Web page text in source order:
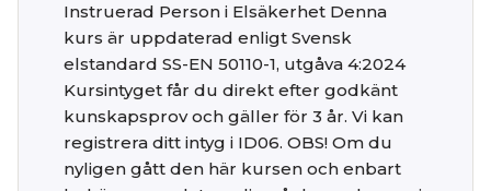
Instruerad Person i Elsäkerhet Denna
kurs är uppdaterad enligt Svensk
elstandard SS-EN 50110-1, utgåva 4:2024
Kursintyget får du direkt efter godkänt
kunskapsprov och gäller för 3 år. Vi kan
registrera ditt intyg i ID06. OBS! Om du
nyligen gått den här kursen och enbart